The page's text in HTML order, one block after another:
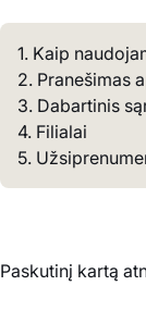
1. Kaip
2. Pranešimas
3. Dabartinis
4. Filialai
5.
Paskutinį kartą